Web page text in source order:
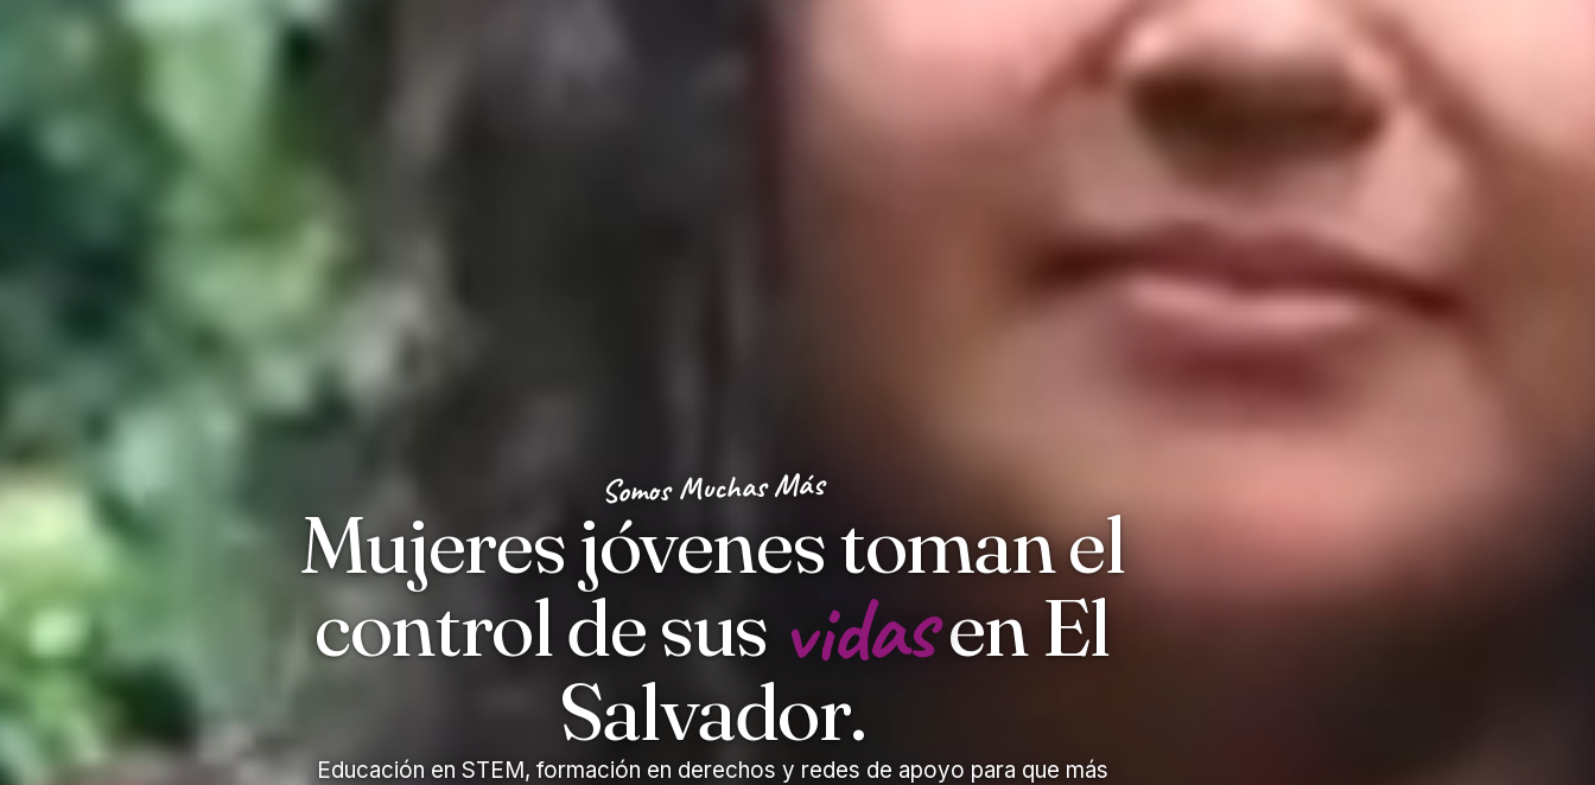
Somos Muchas Más
Mujeres jóvenes toman el
control de sus vidasen El
Salvador.
Educación en STEM, formación en derechos y redes de apoyo para que más